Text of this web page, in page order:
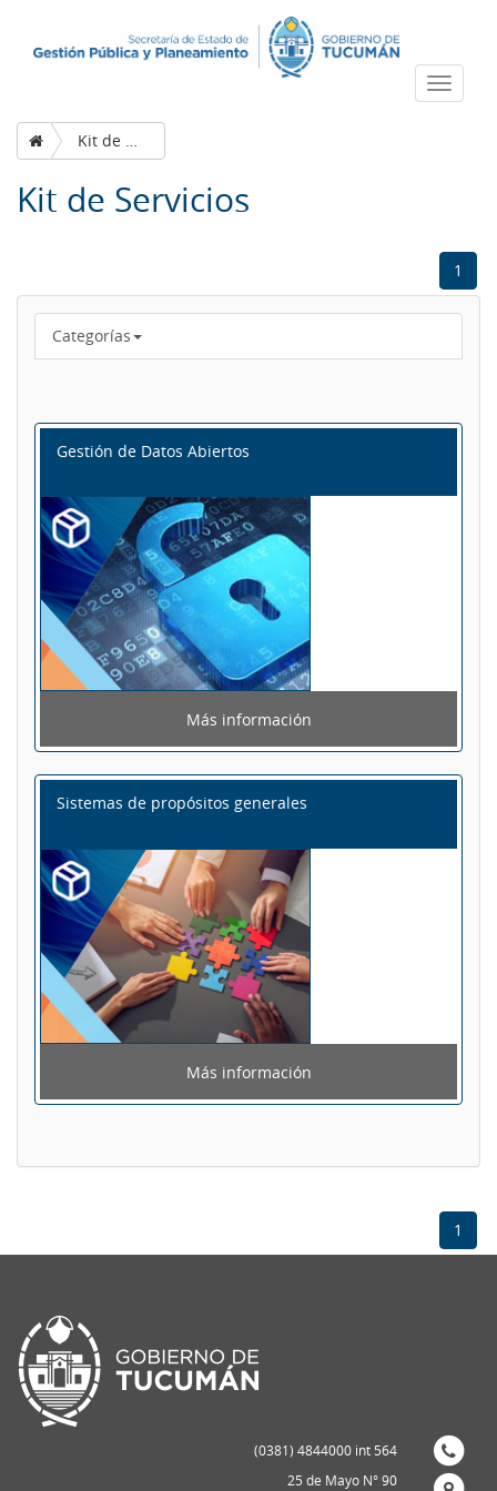
Kit de Servicios
Kit de Servicios
1
Categorías
Gestión de Datos Abiertos
Más información
Sistemas de propósitos generales
Más información
1
(0381) 4844000 int 564
25 de Mayo N° 90